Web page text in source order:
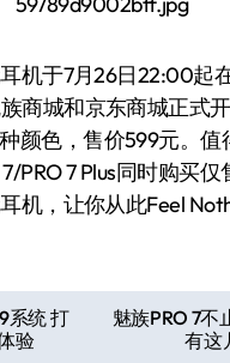
机于7月26日22:00起
商城和京东商城正式
颜色，售价599元。值
PRO 7 Plus同时购买仅
机，让你从此Feel
系统 打
验
魅族PRO 7不
有这